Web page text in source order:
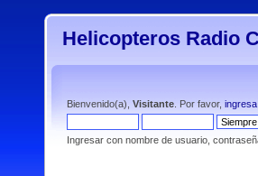
Helicopteros Radio
Bienvenido(a), Visitante . Por favor, ingresa
Ingresar con nombre de usuario,